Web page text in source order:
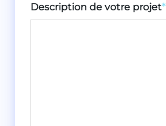
Description de votre projet*